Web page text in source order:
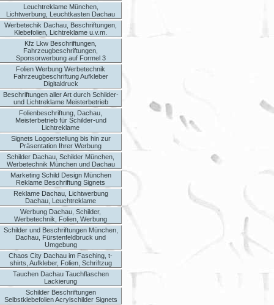
Leuchtreklame München,
Lichtwerbung, Leuchtkasten Dachau
Werbetechik Dachau, Beschriftungen,
Klebefolien, Lichtreklame u.v.m.
Kfz Lkw Beschriftungen,
Fahrzeugbeschriftungen,
Sponsorwerbung auf Formel 3
Folien Werbung Werbetechnik
Fahrzeugbeschriftung Aufkleber
Digitaldruck
Beschriftungen aller Art durch Schilder-
und Lichtreklame Meisterbetrieb
Folienbeschriftung, Dachau,
Meisterbetrieb für Schilder-und
Lichtreklame
Signets Logoerstellung bis hin zur
Präsentation Ihrer Werbung
Schilder Dachau, Schilder München,
Werbetechnik München und Dachau
Marketing Schild Design München
Reklame Beschriftung Signets
Reklame Dachau, Lichtwerbung
Dachau, Leuchtreklame
Werbung Dachau, Schilder,
Werbetechnik, Folien, Werbung
Schilder und Beschriftungen München,
Dachau, Fürstenfeldbruck und
Umgebung
Chaos City Dachau im Fasching, t-
shirts, Aufkleber, Folien, Schriftzug
Tauchen Dachau Tauchflaschen
Lackierung
Schilder Beschriftungen
Selbstklebefolien Acrylschilder Signets